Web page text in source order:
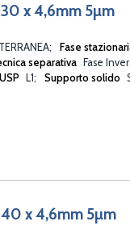
x 4,6mm 5µm
Fase
separativa
Fase
USP L1 Supporto solido
x 4,6mm 5µm